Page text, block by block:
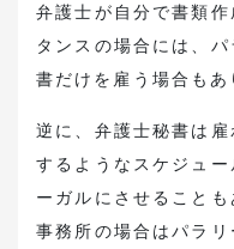
弁護士が自分で書類
タンスの場合には、
書だけを雇う場合もあ
逆に、弁護士秘書は
するようなスケジュ
ーガルにさせること
事務所の場合はパラ